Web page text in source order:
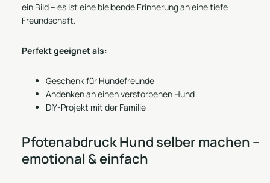
ein Bild – es ist eine bleibende Erinnerung an eine tiefe
Freundschaft.
Perfekt geeignet als:
Geschenk für Hundefreunde
Andenken an einen verstorbenen Hund
DIY-Projekt mit der Familie
Pfotenabdruck Hund selber machen –
emotional & einfach